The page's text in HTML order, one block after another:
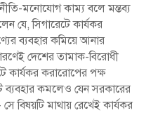
নীতি-মনোযোগ কাম্য বলে মন্তব্য
যে, সিগারেটে কার্যকর
ব্যবহার কমিয়ে আনার
দেশের তামাক-বিরোধী
কার্যকর করারোপের পক্ষ
ব্যবহার কমলেও যেন সরকারের
বিষয়টি মাথায় রেখেই কার্যকর